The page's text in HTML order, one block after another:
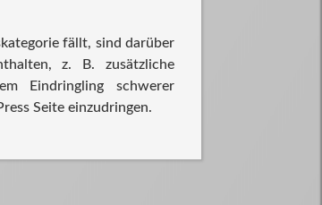
fällt, sind darüber
z. B. zusätzliche
Eindringling schwerer
Seite einzudringen.